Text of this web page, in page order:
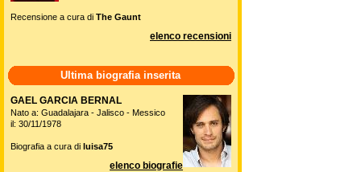
Recensione a cura di The Gaunt
elenco recensioni
Ultima biografia inserita
GAEL GARCIA BERNAL
Nato a: Guadalajara - Jalisco - Messico
il: 30/11/1978
Biografia a cura di luisa75
elenco biografie